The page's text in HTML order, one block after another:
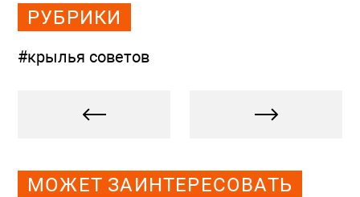
РУБРИКИ
#крылья советов
МОЖЕТ ЗАИНТЕРЕСОВАТЬ